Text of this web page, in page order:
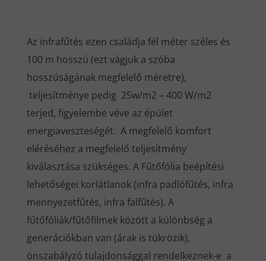
Az infrafűtés ezen családja fél méter széles és
100 m hosszú (ezt vágjuk a szóba
hosszúságának megfelelő méretre),
teljesítménye pedig 25w/m2 – 400 W/m2
terjed, figyelembe véve az épület
energiaveszteségét. A megfelelő komfort
eléréséhez a megfelelő teljesítmény
kiválasztása szükséges. A Fűtőfólia beépítési
lehetőségei korlátlanok (infra padlófűtés, infra
mennyezetfűtés, infra falfűtés). A
fűtőfóliák/fűtőfilmek között a különbség a
generációkban van (árak is tükrözik),
önszabályzó tulajdonsággal rendelkeznek-e a